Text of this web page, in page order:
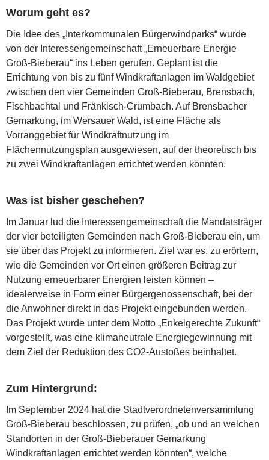
Worum geht es?
Die Idee des „Interkommunalen Bürgerwindparks“ wurde
von der Interessengemeinschaft „Erneuerbare Energie
Groß-Bieberau“ ins Leben gerufen. Geplant ist die
Errichtung von bis zu fünf Windkraftanlagen im Waldgebiet
zwischen den vier Gemeinden Groß-Bieberau, Brensbach,
Fischbachtal und Fränkisch-Crumbach. Auf Brensbacher
Gemarkung, im Wersauer Wald, ist eine Fläche als
Vorranggebiet für Windkraftnutzung im
Flächennutzungsplan ausgewiesen, auf der theoretisch bis
zu zwei Windkraftanlagen errichtet werden könnten.
Was ist bisher geschehen?
Im Januar lud die Interessengemeinschaft die Mandatsträger
der vier beteiligten Gemeinden nach Groß-Bieberau ein, um
sie über das Projekt zu informieren. Ziel war es, zu erörtern,
wie die Gemeinden vor Ort einen größeren Beitrag zur
Nutzung erneuerbarer Energien leisten können –
idealerweise in Form einer Bürgergenossenschaft, bei der
die Anwohner direkt in das Projekt eingebunden werden.
Das Projekt wurde unter dem Motto „Enkelgerechte Zukunft“
vorgestellt, was eine klimaneutrale Energiegewinnung mit
dem Ziel der Reduktion des CO2-Austoßes beinhaltet.
Zum Hintergrund:
Im September 2024 hat die Stadtverordnetenversammlung
Groß-Bieberau beschlossen, zu prüfen, „ob und an welchen
Standorten in der Groß-Bieberauer Gemarkung
Windkraftanlagen errichtet werden könnten“, welche